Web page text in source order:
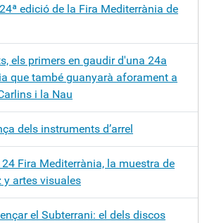
edició de la Fira Mediterrània de
els primers en gaudir d'una 24a
que també guanyarà aforament a
i la Nau
dels instruments d’arrel
Fira Mediterrània, la muestra de
y artes visuales
el Subterrani: el dels discos